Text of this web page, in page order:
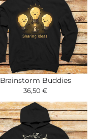
Brainstorm Buddies
36,50 €